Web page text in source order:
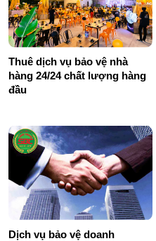
Thuê dịch vụ bảo vệ nhà
hàng 24/24 chất lượng hàng
đầu
Dịch vụ bảo vệ doanh